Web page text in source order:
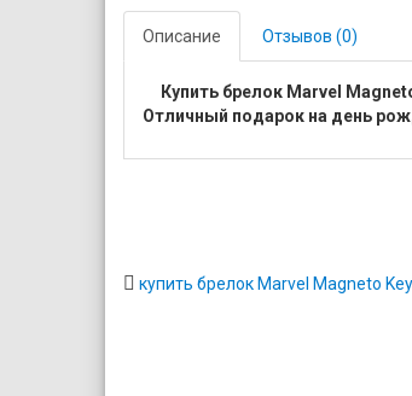
Описание Отзывов (0)
Купить брелок Marvel
Отличный подарок на день
купить брелок Marvel Magneto